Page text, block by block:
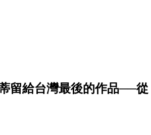
留給台灣最後的作品──從